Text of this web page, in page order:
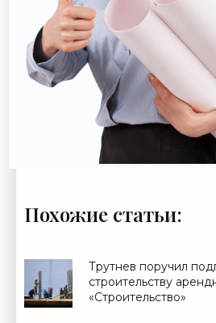
Похожие статьи:
Трутнев поручил
строительству
«Строительство»